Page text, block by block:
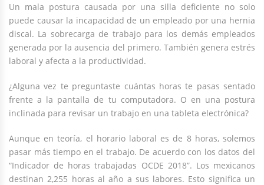
Un mala postura causada por una silla deficiente no solo
puede causar la incapacidad de un empleado por una hernia
discal. La sobrecarga de trabajo para los demás empleados
generada por la ausencia del primero. También genera estrés
laboral y afecta a la productividad.
¿Alguna vez te preguntaste cuántas horas te pasas sentado
frente a la pantalla de tu computadora. O en una postura
inclinada para revisar un trabajo en una tableta electrónica?
Aunque en teoría, el horario laboral es de 8 horas, solemos
pasar más tiempo en el trabajo. De acuerdo con los datos del
“Indicador de horas trabajadas OCDE 2018”. Los mexicanos
destinan 2,255 horas al año a sus labores. Esto significa un